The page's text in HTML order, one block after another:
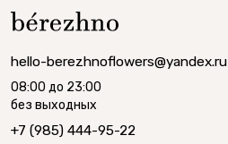
hello-berezhnoflowers@yandex.ru
08:00 до 23:00
без выходных
+7 (985) 444-95-22